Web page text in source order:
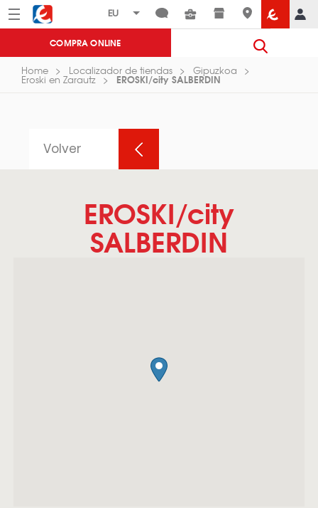
Menú Eroski
COMPRA ONLINE
Home Localizador de tiendas Gipuzkoa
Eroski en Zarautz EROSKI/city SALBERDIN
Volver
EROSKI/city
SALBERDIN